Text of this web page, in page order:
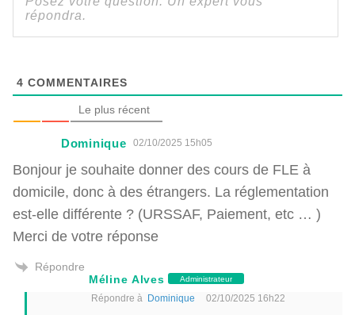
4 COMMENTAIRES
Le plus récent
Dominique 02/10/2025 15h05
Bonjour je souhaite donner des cours de FLE à
domicile, donc à des étrangers. La réglementation
est-elle différente ? (URSSAF, Paiement, etc … )
Merci de votre réponse
Répondre
Méline Alves
Administrateur
Répondre à Dominique 02/10/2025 16h22